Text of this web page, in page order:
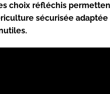
choix réfléchis
sécurisée adaptée